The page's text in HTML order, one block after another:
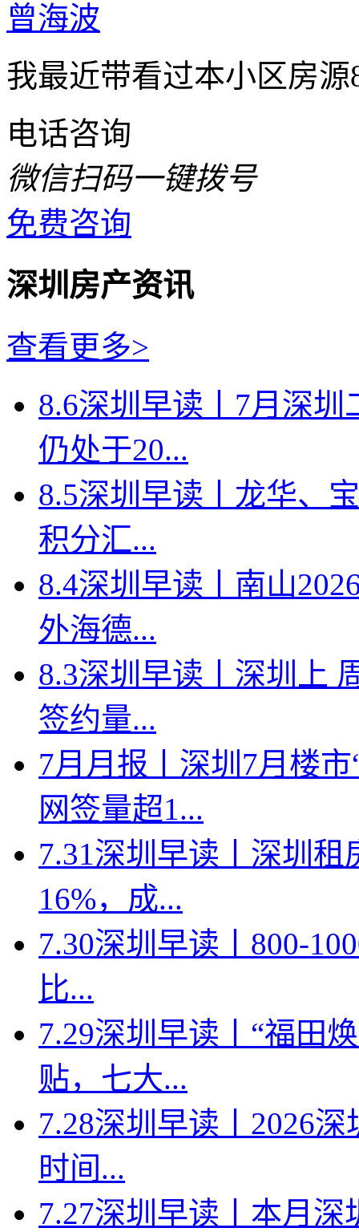
曾海波
我最近带看过本小区房
电话咨询
微信扫码一键拨号
免费咨询
深圳房产资讯
查看更多>
8.6深圳早读丨7月深
仍处于20...
8.5深圳早读丨龙华、
积分汇...
8.4深圳早读丨南山
外海德...
8.3深圳早读丨深圳上
签约量...
7月月报丨深圳7月楼
网签量超1...
7.31深圳早读丨深圳
16%，成...
7.30深圳早读丨800-
比...
7.29深圳早读丨“福田
贴，七大...
7.28深圳早读丨2026
时间...
7.27深圳早读丨本月